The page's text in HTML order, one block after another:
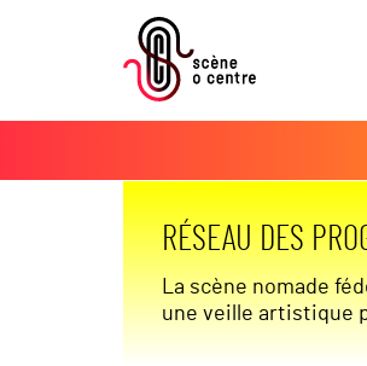
RÉSEAU DES
La scène nomade
une veille artistique